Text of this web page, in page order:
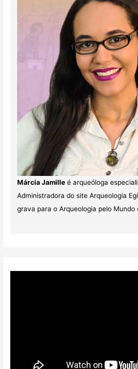
Márcia Jamilleé arqueóloga
Administradora do site Arqueologia
grava para o Arqueologia pelo Mundo